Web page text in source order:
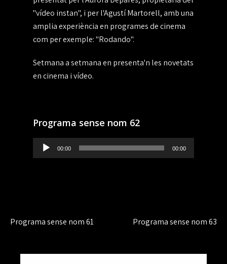
"vídeo instan", i per l'Agustí Martorell, amb una
amplia experiència en programes de cinema
com per exemple: "Rodando".
Setmana a setmana en presenta'n les novetats
en cinema i vídeo.
Programa sense nom 62
Reproductor
de
00:00 00:00
Navegación
entradas
Programa sense nom 61 Programa sense nom 63